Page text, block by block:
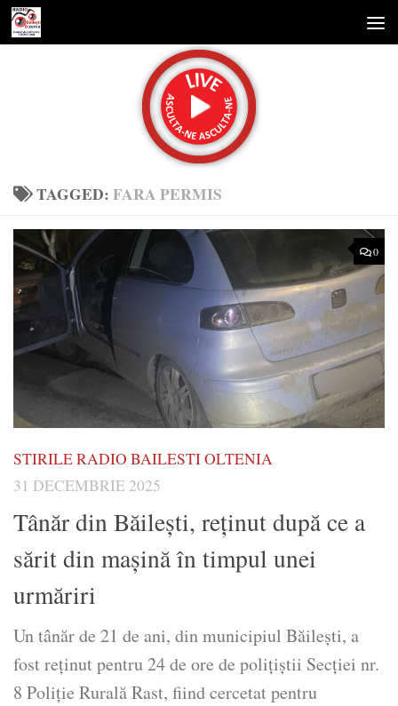
Skip to content
TAGGED:FARA PERMIS
0
STIRILE RADIO BAILESTI OLTENIA
31 DECEMBRIE 2025
Tânăr din Băilești, reținut după ce a
sărit din mașină în timpul unei
urmăriri
Un tânăr de 21 de ani, din municipiul Băilești, a
fost reținut pentru 24 de ore de polițiștii Secției nr.
8 Poliție Rurală Rast, fiind cercetat pentru